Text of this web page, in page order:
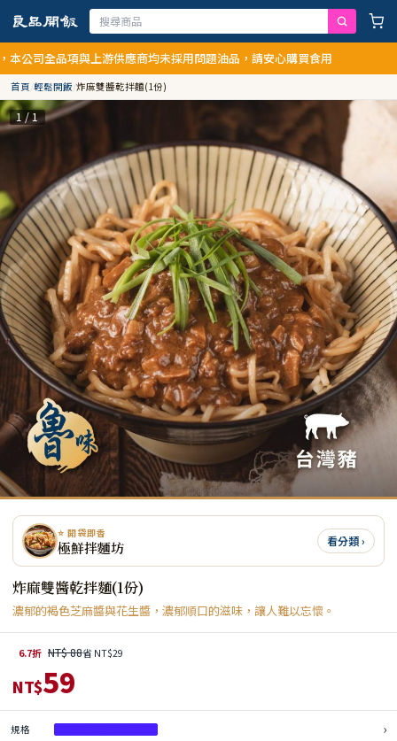
品項與上游供應商均未採用問題油品，請安心購買食用
首頁/輕鬆開飯/炸麻雙醬乾拌麵(1份)
1 / 1
⭐ 開袋即香
極鮮拌麵坊 看分類 ›
炸麻雙醬乾拌麵(1份)
濃郁的褐色芝麻醬與花生醬，濃郁順口的滋味，讓人難以忘懷。
6.7折 NT$ 88省 NT$29
NT$59
規格 ›